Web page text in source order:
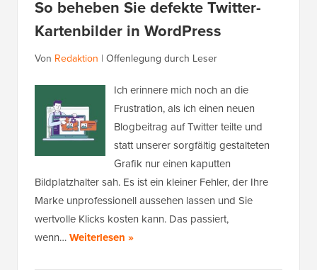
So beheben Sie defekte Twitter-
Kartenbilder in WordPress
Von Redaktion | Offenlegung durch Leser
Ich erinnere mich noch an die
Frustration, als ich einen neuen
Blogbeitrag auf Twitter teilte und
statt unserer sorgfältig gestalteten
Grafik nur einen kaputten
Bildplatzhalter sah. Es ist ein kleiner Fehler, der Ihre
Marke unprofessionell aussehen lassen und Sie
wertvolle Klicks kosten kann. Das passiert,
wenn…Weiterlesen »